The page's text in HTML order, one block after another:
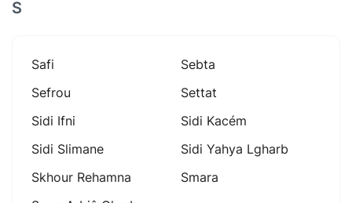
S
Safi
Sebta
Sefrou
Settat
Sidi Ifni
Sidi Kacém
Sidi Slimane
Sidi Yahya Lgharb
Skhour Rehamna
Smara